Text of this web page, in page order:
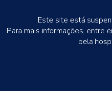
Este site está
Para mais informações, entre
pela